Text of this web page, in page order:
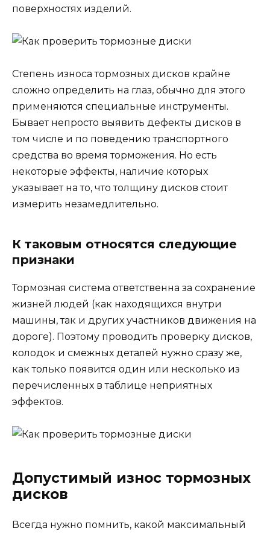
поверхностях изделий.
Степень износа тормозных дисков крайне
сложно определить на глаз, обычно для этого
применяются специальные инструменты.
Бывает непросто выявить дефекты дисков в
том числе и по поведению транспортного
средства во время торможения. Но есть
некоторые эффекты, наличие которых
указывает на то, что толщину дисков стоит
измерить незамедлительно.
К таковым относятся следующие
признаки
Тормозная система ответственна за сохранение
жизней людей (как находящихся внутри
машины, так и других участников движения на
дороге). Поэтому проводить проверку дисков,
колодок и смежных деталей нужно сразу же,
как только появится один или несколько из
перечисленных в таблице неприятных
эффектов.
Допустимый износ тормозных
дисков
Всегда нужно помнить, какой максимальный